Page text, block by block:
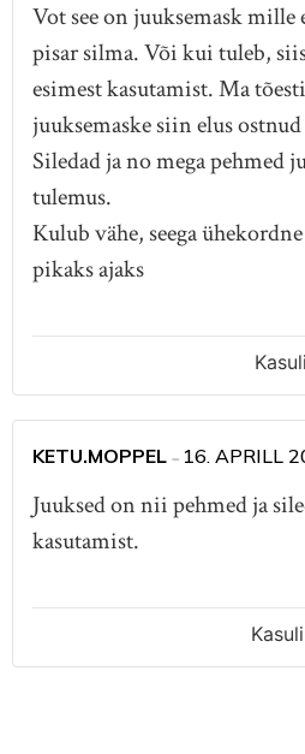
Vot see on juuksemask mille
pisar silma. Või kui tuleb,
esimest kasutamist. Ma
juuksemaske siin elus ostnud
Siledad ja no mega pehmed
tulemus.
Kulub vähe, seega
pikaks ajaks
KETU.MOPPEL – 16. APRILL
Juuksed on nii pehmed ja
kasutamist.